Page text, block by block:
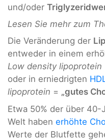
und/oder
Lesen Sie mehr zum
Die Veränderung der
entweder in einem
Low density lipoprotein
oder in erniedrigten
lipoprotein = „gutes
Etwa 50% der über
Welt haben erhöhte
Werte der Blutfette